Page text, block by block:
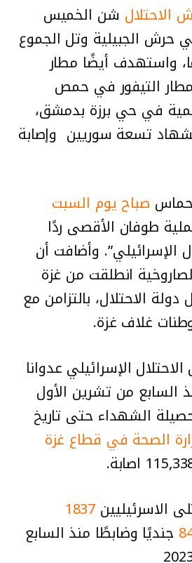
الاحتلال شن الخميس
في حرش الجبيلية وتل الجموع
واستهدف أيضًا مطار
التيفور في حمص
في حي برزة بدمشق،
تسعة سوريين وإصابة
حماس صباح يوم السبت
طوفان الأقصى ردًا
الإسرائيلي”. وأضافت أن
انطلقت من غزة
الاحتلال، بالتزامن مع
غلاف غزة.
الإسرائيلي عدوانا
السابع من تشرين الأول
حصيلة الشهداء حتى تاريخ
الصحة في قطاع غزة
الاسرئيليين 1837
جنديًا وضابطًا منذ السابع